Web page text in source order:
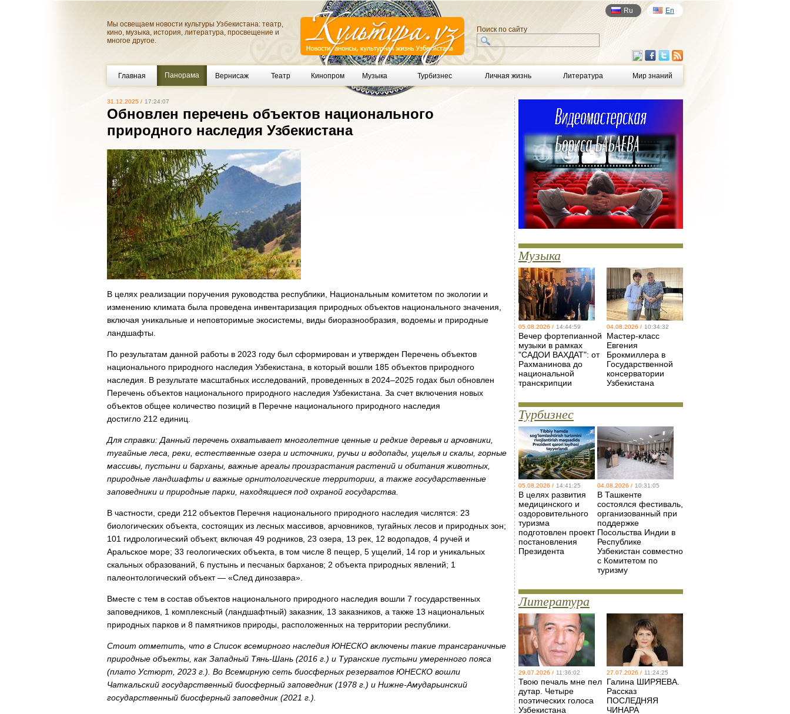
Мы освещаем новости культуры Узбекистана: театр,
кино, музыка, история, литература, просвещение и
многое другое.
Ru En
Поиск по сайту
Главная Панорама Вернисаж Театр Кинопром Музыка Турбизнес Личная жизнь Литература Мир знаний
31.12.2025 / 17:24:07
Обновлен перечень объектов национального
природного наследия Узбекистана
В целях реализации поручения руководства республики, Национальным комитетом по экологии и
изменению климата была проведена инвентаризация природных объектов национального значения,
включая уникальные и неповторимые экосистемы, виды биоразнообразия, водоемы и природные
ландшафты.
По результатам данной работы в 2023 году был сформирован и утвержден Перечень объектов
национального природного наследия Узбекистана , в который вошли 185 объектов природного
наследия. В результате масштабных исследований, проведенных в 2024–2025 годах был обновлен
Перечень объектов национального природного наследия Узбекистана. За счет включения новых
объектов общее количество позиций в Перечне национального природного наследия
достигло 212 единиц.
Для справки: Данный перечень охватывает многолетние ценные и редкие деревья и арчовники,
тугайные леса, реки, естественные озера и источники, ручьи и водопады, ущелья и скалы, горные
массивы, пустыни и барханы, важные ареалы произрастания растений и обитания животных,
природные ландшафты и важные орнитологические территории, а также государственные
заповедники и природные парки, находящиеся под охраной государства.
В частности, среди 212 объектов Перечня национального природного наследия числятся: 23
биологических объекта, состоящих из лесных массивов, арчовников, тугайных лесов и природных зон;
101 гидрологический объект, включая 49 родников, 23 озера, 13 рек, 12 водопадов, 4 ручей и
Аральское море; 33 геологических объекта, в том числе 8 пещер, 5 ущелий, 14 гор и уникальных
скальных образований, 6 пустынь и песчаных барханов; 2 объекта природных явлений; 1
палеонтологический объект — «След динозавра».
Вместе с тем в состав объектов национального природного наследия вошли 7 государственных
заповедников, 1 комплексный (ландшафтный) заказник, 13 заказников, а также 13 национальных
природных парков и 8 памятников природы, расположенных на территории республики.
Стоит отметить, что в Список всемирного наследия ЮНЕСКО включены такие трансграничные
природные объекты, как Западный Тянь-Шань (2016 г.) и Туранские пустыни умеренного пояса
(плато Устюрт, 2023 г.). Во Всемирную сеть биосферных резерватов ЮНЕСКО вошли
Чаткальский государственный биосферный заповедник (1978 г.) и Нижне-Амударьинский
государственный биосферный заповедник (2021 г.).
Музыка
05.08.2026 / 14:44:59
Вечер фортепианной
музыки в рамках
"САДОИ ВАХДАТ": от
Рахманинова до
национальной
транскрипции
04.08.2026 / 10:34:32
Мастер-класс
Евгения
Брокмиллера в
Государственной
консерватории
Узбекистана
Турбизнес
05.08.2026 / 14:41:25
В целях развития
медицинского и
оздоровительного
туризма
подготовлен проект
постановления
Президента
04.08.2026 / 10:31:05
В Ташкенте
состоялся фестиваль,
организованный при
поддержке
Посольства Индии в
Республике
Узбекистан совместно
с Комитетом по
туризму
Литература
29.07.2026 / 11:36:02
Твою печаль мне пел
дутар. Четыре
поэтических голоса
Узбекистана
27.07.2026 / 11:24:25
Галина ШИРЯЕВА.
Рассказ
ПОСЛЕДНЯЯ
ЧИНАРА